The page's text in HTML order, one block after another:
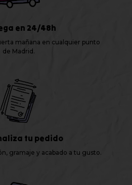
en 24/48h
mañana en cualquier punto
de Madrid.
tu pedido
gramaje y acabado a tu gusto.